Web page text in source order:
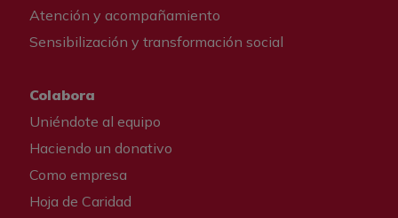
Atención y acompañamiento
Sensibilización y transformación social
Colabora
Uniéndote al equipo
Haciendo un donativo
Como empresa
Hoja de Caridad